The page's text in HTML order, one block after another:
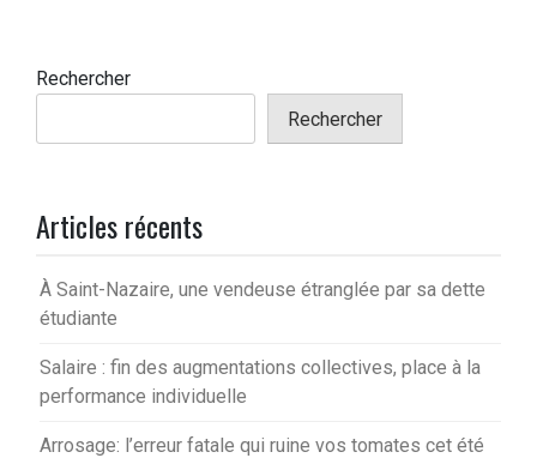
Rechercher
Rechercher
Articles récents
À Saint-Nazaire, une vendeuse étranglée par sa dette
étudiante
Salaire : fin des augmentations collectives, place à la
performance individuelle
Arrosage: l’erreur fatale qui ruine vos tomates cet été